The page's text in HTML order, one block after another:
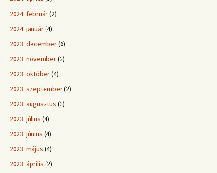
2024. február(2)
2024. január(4)
2023. december(6)
2023. november(2)
2023. október(4)
2023. szeptember(2)
2023. augusztus (3)
2023. július (4)
2023. június (4)
2023. május (4)
2023. április (2)